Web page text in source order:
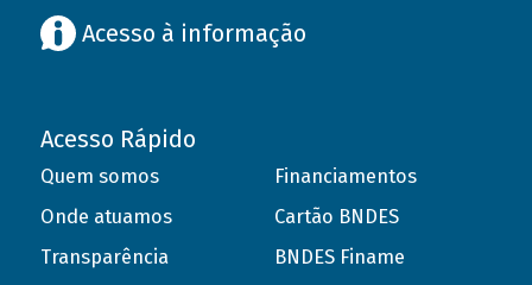
Acesso à informação
Acesso Rápido
Quem somos
Onde atuamos
Transparência
Financiamentos
Cartão BNDES
BNDES Finame